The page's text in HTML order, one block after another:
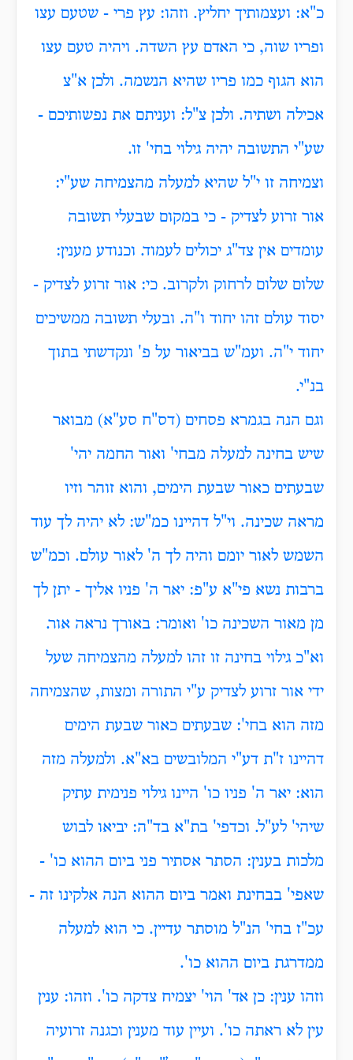
כ"א: ועצמותיך יחליץ. וזהו: עץ פרי - שטעם עצו
ופריו שוה, כי האדם עץ השדה. ויהיה טעם עצו
הוא הגוף כמו פריו שהיא הנשמה. ולכן א"צ
אכילה ושתיה. ולכן צ"ל: ועניתם את נפשותיכם -
שע"י התשובה יהיה גילוי בחי' זו.
וצמיחה זו י"ל שהיא למעלה מהצמיחה שע"י:
אור זרוע לצדיק - כי במקום שבעלי תשובה
עומדים אין צד"ג יכולים לעמוד. וכנודע מענין:
שלום שלום לרחוק ולקרוב. כי: אור זרוע לצדיק -
יסוד עולם זהו יחוד ו"ה. ובעלי תשובה ממשיכים
יחוד י"ה. ועמ"ש בביאור על פ' ונקדשתי בתוך
בנ"י.
וגם הנה בגמרא פסחים (דס"ח סע"א) מבואר
שיש בחינה למעלה מבחי' ואור החמה יהי'
שבעתים כאור שבעת הימים, והוא זוהר וזיו
מראה שכינה. וי"ל דהיינו כמ"ש: לא יהיה לך עוד
השמש לאור יומם והיה לך ה' לאור עולם. וכמ"ש
ברבות נשא פי"א ע"פ: יאר ה' פניו אליך - יתן לך
מן מאור השכינה כו' ואומר: באורך נראה אור.
וא"כ גילוי בחינה זו זהו למעלה מהצמיחה שעל
ידי אור זרוע לצדיק ע"י התורה ומצות, שהצמיחה
מזה הוא בחי': שבעתים כאור שבעת הימים
דהיינו ז"ת דע"י המלובשים בא"א. ולמעלה מזה
הוא: יאר ה' פניו כו' היינו גילוי פנימית עתיק
שיהי' לע"ל. וכדפי' בת"א בד"ה: יביאו לבוש
מלכות בענין: הסתר אסתיר פני ביום ההוא כו' -
שאפי' בבחינת ואמר ביום ההוא הנה אלקינו זה -
עכ"ז בחי' הנ"ל מוסתר עדיין. כי הוא למעלה
ממדרגת ביום ההוא כו'.
וזהו ענין: כן אד' הוי' יצמיח צדקה כו'. וזהו: ענין
עין לא ראתה כו'. ועיין עוד מענין וכגנה זרועיה